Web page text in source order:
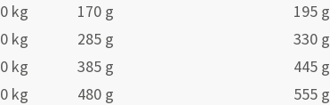
kg
170 g
195 g
kg
285 g
330 g
kg
385 g
445 g
kg
480 g
555 g